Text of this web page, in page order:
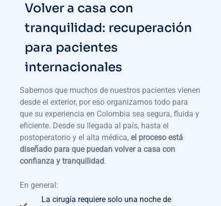
Volver a casa con
tranquilidad: recuperación
para pacientes
internacionales
Sabemos que muchos de nuestros pacientes vienen
desde el exterior, por eso organizamos todo para
que su experiencia en Colombia sea segura, fluida y
eficiente. Desde su llegada al país, hasta el
postoperatorio y el alta médica, el proceso está
diseñado para que puedan volver a casa con
confianza y tranquilidad.
En general:
La cirugía requiere solo una noche de